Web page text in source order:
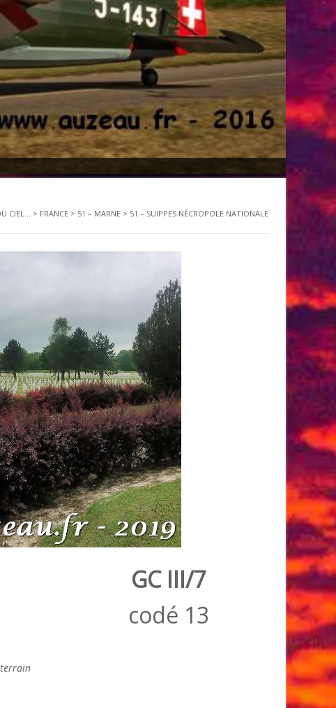
CIEL... > FRANCE > 51 – MARNE > 51 – SUIPPES NÉCROPOLE NATIONALE
GC III/7
codé 13